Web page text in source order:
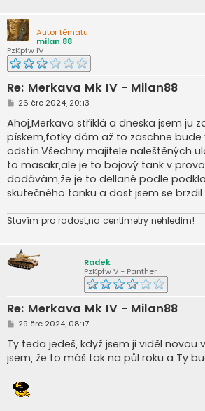
Autor tématu
milan 88
PzKpfw IV
Re: Merkava Mk IV - Milan88
P
í
s
p
ě
v
e
k
26 črc 2024, 20:13
Ahoj,Merkava stříklá a dneska jsem ju
pískem,fotky dám až to zaschne bude
odstín.Všechny majitele naleštěných
to masakr,ale je to bojový tank v
dodávám,že je to dellané podle
skutečného tanku a dost jsem se brzdil
Stavím pro radost,na centimetry nehledim!
Radek
PzKpfw V - Panther
Re: Merkava Mk IV - Milan88
P
í
s
p
e
k
29 črc 2024, 08:17
Ty teda jedeš, když jsem ji viděl novou
jsem, že to máš tak na půl roku a Ty